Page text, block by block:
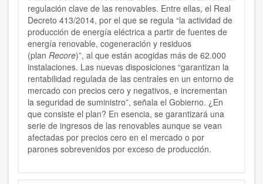
regulación clave de las renovables. Entre ellas, el Real
Decreto 413/2014, por el que se regula “la actividad de
producción de energía eléctrica a partir de fuentes de
energía renovable, cogeneración y residuos
(plan Recore)”, al que están acogidas más de 62.000
instalaciones. Las nuevas disposiciones “garantizan la
rentabilidad regulada de las centrales en un entorno de
mercado con precios cero y negativos, e incrementan
la seguridad de suministro”, señala el Gobierno. ¿En
que consiste el plan? En esencia, se garantizará una
serie de ingresos de las renovables aunque se vean
afectadas por precios cero en el mercado o por
parones sobrevenidos por exceso de producción.